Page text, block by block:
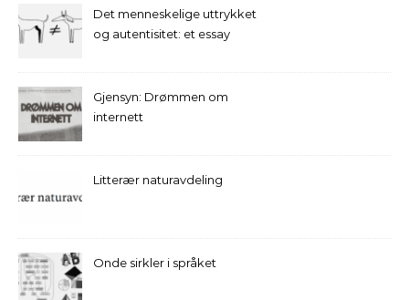
Det menneskelige uttrykket
og autentisitet: et essay
Gjensyn: Drømmen om
internett
Litterær naturavdeling
Onde sirkler i språket